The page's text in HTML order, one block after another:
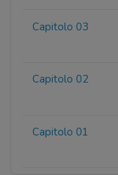
Capitolo 03
Capitolo 02
Capitolo 01